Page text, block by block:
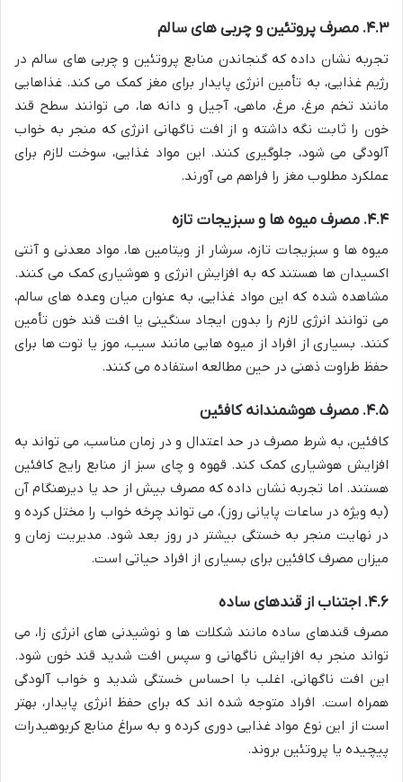
۴.۳. مصرف پروتئین و چربی های سالم
تجربه نشان داده که گنجاندن منابع پروتئین و چربی های سالم در
رژیم غذایی، به تأمین انرژی پایدار برای مغز کمک می کند. غذاهایی
مانند تخم مرغ، مرغ، ماهی، آجیل و دانه ها، می توانند سطح قند
خون را ثابت نگه داشته و از افت ناگهانی انرژی که منجر به خواب
آلودگی می شود، جلوگیری کنند. این مواد غذایی، سوخت لازم برای
عملکرد مطلوب مغز را فراهم می آورند.
۴.۴. مصرف میوه ها و سبزیجات تازه
میوه ها و سبزیجات تازه، سرشار از ویتامین ها، مواد معدنی و آنتی
اکسیدان ها هستند که به افزایش انرژی و هوشیاری کمک می کنند.
مشاهده شده که این مواد غذایی، به عنوان میان وعده های سالم،
می توانند انرژی لازم را بدون ایجاد سنگینی یا افت قند خون تأمین
کنند. بسیاری از افراد از میوه هایی مانند سیب، موز یا توت ها برای
حفظ طراوت ذهنی در حین مطالعه استفاده می کنند.
۴.۵. مصرف هوشمندانه کافئین
کافئین، به شرط مصرف در حد اعتدال و در زمان مناسب، می تواند به
افزایش هوشیاری کمک کند. قهوه و چای سبز از منابع رایج کافئین
هستند. اما تجربه نشان داده که مصرف بیش از حد یا دیرهنگام آن
(به ویژه در ساعات پایانی روز)، می تواند چرخه خواب را مختل کرده و
در نهایت منجر به خستگی بیشتر در روز بعد شود. مدیریت زمان و
میزان مصرف کافئین برای بسیاری از افراد حیاتی است.
۴.۶. اجتناب از قندهای ساده
مصرف قندهای ساده مانند شکلات ها و نوشیدنی های انرژی زا، می
تواند منجر به افزایش ناگهانی و سپس افت شدید قند خون شود.
این افت ناگهانی، اغلب با احساس خستگی شدید و خواب آلودگی
همراه است. افراد متوجه شده اند که برای حفظ انرژی پایدار، بهتر
است از این نوع مواد غذایی دوری کرده و به سراغ منابع کربوهیدرات
پیچیده یا پروتئین بروند.